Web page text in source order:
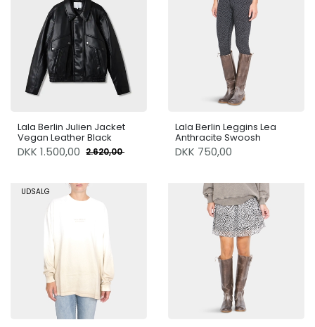
Lala Berlin Julien Jacket
Vegan Leather Black
DKK 1.500,00 2.620,00
Lala Berlin Leggins Lea
Anthracite Swoosh
DKK 750,00
UDSALG